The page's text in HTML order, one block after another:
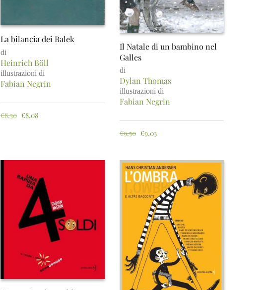
La bilancia dei Balek
di
Heinrich Böll
illustrazioni di
Fabian Negrin
€8,50 €8,08
Il Natale di un bambino nel
Galles
di
Dylan Thomas
illustrazioni di
Fabian Negrin
€9,50 €9,03